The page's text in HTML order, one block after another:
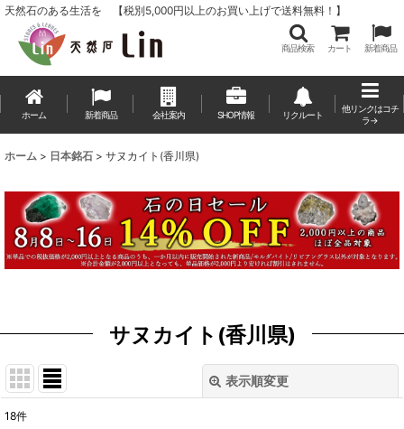
天然石のある生活を 【税別5,000円以上のお買い上げで送料無料！】
商品検索 カート 新着商品
ホーム 新着商品 会社案内 SHOP情報 リクルート
他リンクはコチ
ラ→
ホーム > 日本銘石 > サヌカイト(香川県)
サヌカイト(香川県)
表示順変更
18件